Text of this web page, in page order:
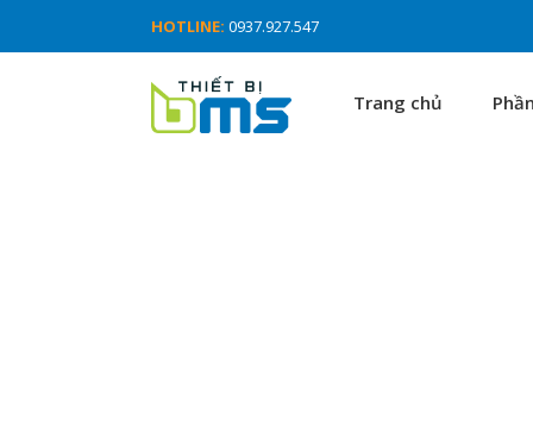
HOTLINE: 0937.927.547
Trang chủ